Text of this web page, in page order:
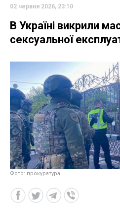
02 червня 2026, 23:10
В Україні викрили
сексуальної
Фото: прокуратура